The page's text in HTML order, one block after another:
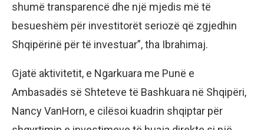
shumë transparencë dhe një mjedis më të
besueshëm për investitorët seriozë që zgjedhin
Shqipërinë për të investuar”, tha Ibrahimaj.
Gjatë aktivitetit, e Ngarkuara me Punë e
Ambasadës së Shteteve të Bashkuara në Shqipëri,
Nancy VanHorn, e cilësoi kuadrin shqiptar për